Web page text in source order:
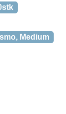
Medium